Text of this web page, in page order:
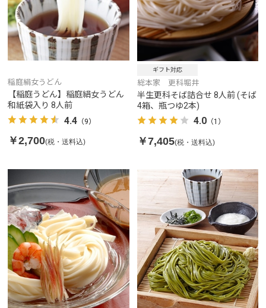
稲庭絹女うどん
【稲庭うどん】稲庭絹女うどん
和紙袋入り 8人前
4.4 （9）
￥2,700(税・送料込)
ギフト対応
総本家 更科堀井
半生更科そば詰合せ 8人前 (そば
4箱、瓶つゆ2本)
4.0（1）
￥7,405(税・送料込)